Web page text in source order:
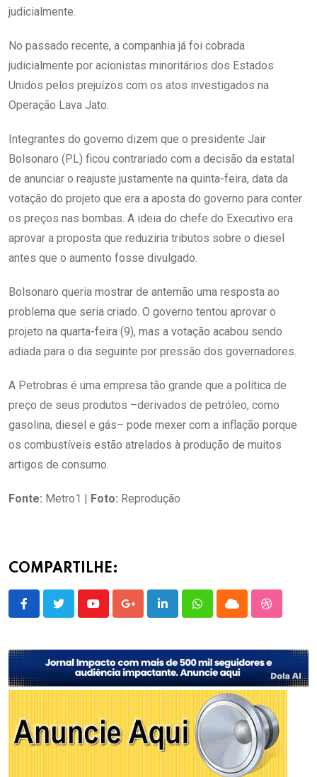
judicialmente.
No passado recente, a companhia já foi cobrada
judicialmente por acionistas minoritários dos Estados
Unidos pelos prejuízos com os atos investigados na
Operação Lava Jato.
Integrantes do governo dizem que o presidente Jair
Bolsonaro (PL) ficou contrariado com a decisão da estatal
de anunciar o reajuste justamente na quinta-feira, data da
votação do projeto que era a aposta do governo para conter
os preços nas bombas. A ideia do chefe do Executivo era
aprovar a proposta que reduziria tributos sobre o diesel
antes que o aumento fosse divulgado.
Bolsonaro queria mostrar de antemão uma resposta ao
problema que seria criado. O governo tentou aprovar o
projeto na quarta-feira (9), mas a votação acabou sendo
adiada para o dia seguinte por pressão dos governadores.
A Petrobras é uma empresa tão grande que a política de
preço de seus produtos –derivados de petróleo, como
gasolina, diesel e gás– pode mexer com a inflação porque
os combustíveis estão atrelados à produção de muitos
artigos de consumo.
Fonte: Metro1 | Foto: Reprodução
COMPARTILHE:
YoutubeGoogle+LinkedInWhatsappCloud